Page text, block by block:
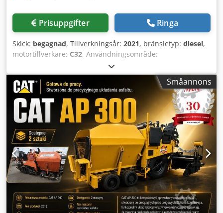
Prisuppgifter Ringa
Skick: begagnad, Tillverkningsår: 2021, bränsletyp: diesel,
motortillverkare: C32, Användningsområde:
Byggbranschen Egenvikt: 18 221 kg Generatoreffekt: 1 100
kVA Transportmått (L x B x H): 20 fot HC-container Kontakta
Sales Department för mer information. Över 85 års
säljerfarenhet i Nederländerna. Ett expertteam som söker
individuella lösningar för dina behov. 1000 timmar eller 1
års garanti: optimal trygghet. Tillgängliga dygnet runt, sju
dagar i veckan. Snabb service. Stort lager, omedelbart
leveransklara enheter. Credpovyn A Uefx Adqsf
Småannons